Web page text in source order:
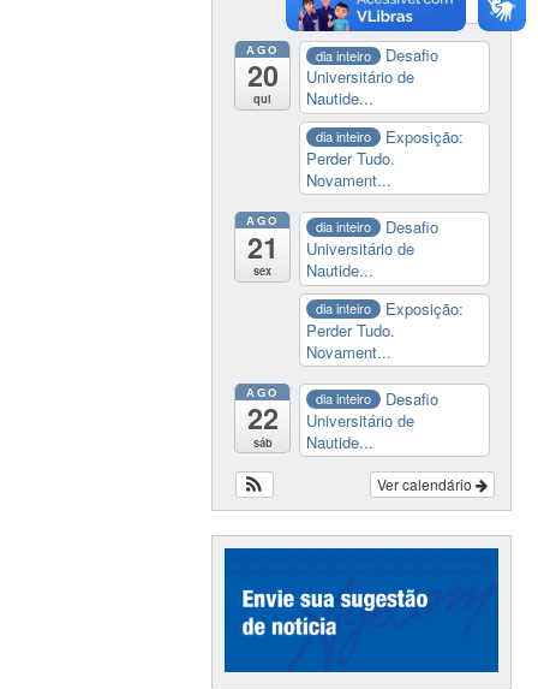
Novament...
AGO
20
qui
dia inteiro
Desafio
Universitário de
Nautide...
dia inteiro
Exposição:
Perder Tudo.
Novament...
AGO
21
sex
dia inteiro
Desafio
Universitário de
Nautide...
dia inteiro
Exposição:
Perder Tudo.
Novament...
AGO
22
sáb
dia inteiro
Desafio
Universitário de
Nautide...
Ver calendário